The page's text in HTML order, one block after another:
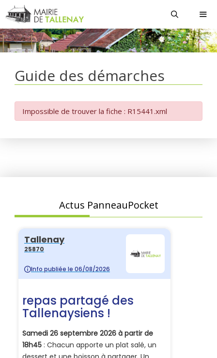
Aller
au
contenu
Guide des démarches
Impossible de trouver la fiche : R15441.xml
Actus PanneauPocket